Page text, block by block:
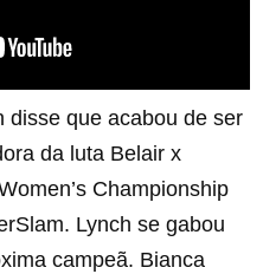
disse que acabou de ser
da luta Belair x
Championship
Lynch se gabou
campeã. Bianca